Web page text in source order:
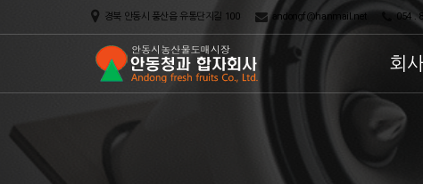
경북 안동시 풍산읍 유통단지길 100 andongf@hanmail.net 054 .
회